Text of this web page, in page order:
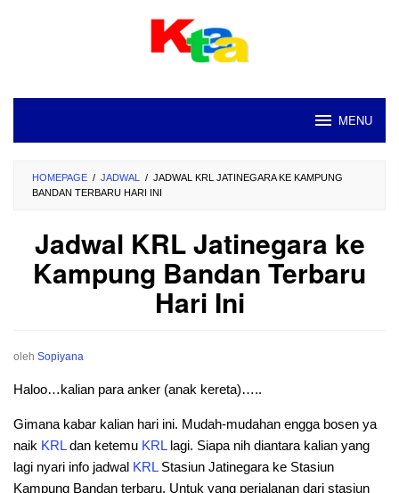
MENU
HOMEPAGE / JADWAL / JADWAL KRL JATINEGARA KE KAMPUNG
BANDAN TERBARU HARI INI
Jadwal KRL Jatinegara ke
Kampung Bandan Terbaru
Hari Ini
oleh Sopiyana
Haloo…kalian para anker (anak kereta)…..
Gimana kabar kalian hari ini. Mudah-mudahan engga bosen ya
naik KRLdan ketemu KRLlagi. Siapa nih diantara kalian yang
lagi nyari info jadwal KRLStasiun Jatinegara ke Stasiun
Kampung Bandan terbaru. Untuk yang perjalanan dari stasiun